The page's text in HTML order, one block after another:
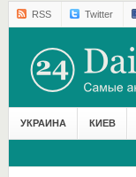
RSS Twitter
УКРАИНА КИЕВ